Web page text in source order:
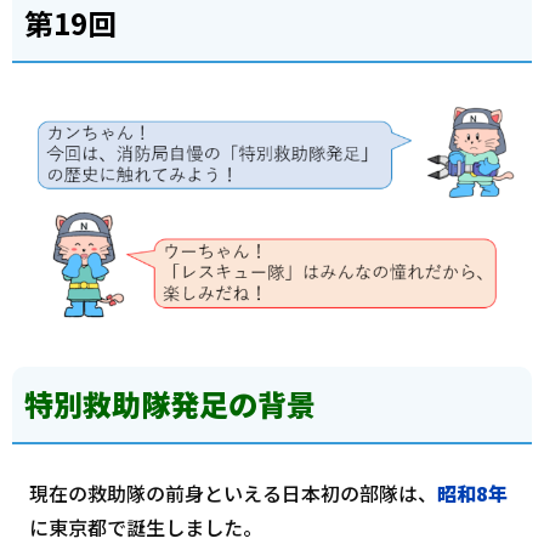
第19回
特別救助隊発足の背景
現在の救助隊の前身といえる日本初の部隊は、 昭和8年
に東京都で誕生しました。